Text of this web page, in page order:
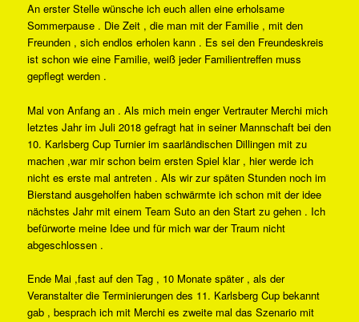
An erster Stelle wünsche ich euch allen eine erholsame
Sommerpause . Die Zeit , die man mit der Familie , mit den
Freunden , sich endlos erholen kann . Es sei den Freundeskreis
ist schon wie eine Familie, weiß jeder Familientreffen muss
gepflegt werden .
Mal von Anfang an . Als mich mein enger Vertrauter Merchi mich
letztes Jahr im Juli 2018 gefragt hat in seiner Mannschaft bei den
10. Karlsberg Cup Turnier im saarländischen Dillingen mit zu
machen ,war mir schon beim ersten Spiel klar , hier werde ich
nicht es erste mal antreten . Als wir zur späten Stunden noch im
Bierstand ausgeholfen haben schwärmte ich schon mit der idee
nächstes Jahr mit einem Team Suto an den Start zu gehen . Ich
befürworte meine Idee und für mich war der Traum nicht
abgeschlossen .
Ende Mai ,fast auf den Tag , 10 Monate später , als der
Veranstalter die Terminierungen des 11. Karlsberg Cup bekannt
gab , besprach ich mit Merchi es zweite mal das Szenario mit